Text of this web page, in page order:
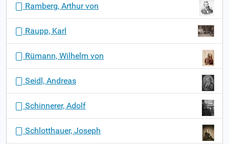
Ramberg, Arthur von
Raupp, Karl
Rümann, Wilhelm von
Seidl, Andreas
Schinnerer, Adolf
Schlotthauer, Joseph